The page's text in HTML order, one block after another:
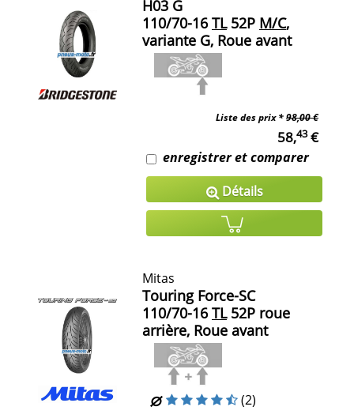
H03 G
110/70-16 TL52P M/C,
variante G, Roue avant
Liste des prix *98,00 €
58,43€
enregistrer et comparer
Détails
Mitas
Touring Force-SC
110/70-16 TL52P roue
arrière, Roue avant
(2)